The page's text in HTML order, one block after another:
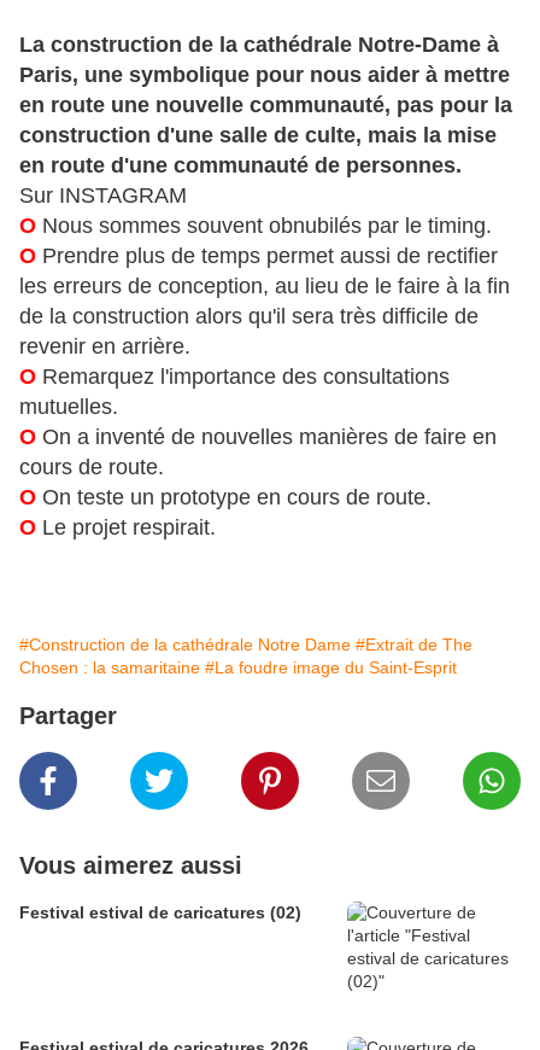
La construction de la cathédrale Notre-Dame à
Paris, une symbolique pour nous aider à mettre
en route une nouvelle communauté, pas pour la
construction d'une salle de culte, mais la mise
en route d'une communauté de personnes.
Sur INSTAGRAM
O Nous sommes souvent obnubilés par le timing.
O Prendre plus de temps permet aussi de rectifier
les erreurs de conception, au lieu de le faire à la fin
de la construction alors qu'il sera très difficile de
revenir en arrière.
O Remarquez l'importance des consultations
mutuelles.
O On a inventé de nouvelles manières de faire en
cours de route.
O On teste un prototype en cours de route.
O Le projet respirait.
#Construction de la cathédrale Notre Dame #Extrait de The
Chosen : la samaritaine #La foudre image du Saint-Esprit
Partager
Vous aimerez aussi
Festival estival de caricatures (02)